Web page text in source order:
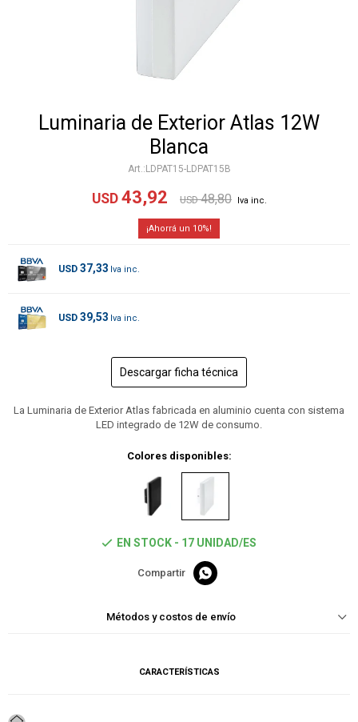
Luminaria de Exterior Atlas 12W
Blanca
LDPAT15-LDPAT15B
USD 43,92 USD 48,80
10
USD 37,33
USD 39,53
Descargar ficha técnica
La Luminaria de Exterior Atlas fabricada en aluminio cuenta con sistema
LED integrado de 12W de consumo.
Colores disponibles:
EN STOCK - 17 UNIDAD/ES

Métodos y costos de envío
CARACTERÍSTICAS